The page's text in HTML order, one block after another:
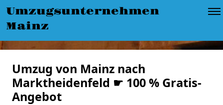
Umzugsunternehmen
Mainz
Umzug von Mainz nach
Marktheidenfeld ☛ 100 % Gratis-
Angebot